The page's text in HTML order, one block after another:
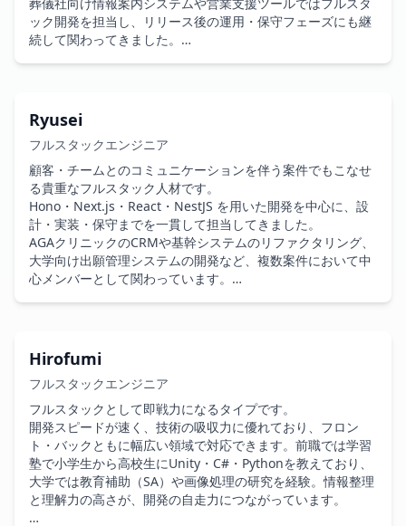
ルやスキルの定期的な整備を行います。AIがプロジェクトの
文脈を正しく理解する環境を整え、属人化を防止します。
ック開発を担当し、リリース後の運用・保守フェーズにも継
続して関わってきました。
を守る姿勢が評価されています。画面定義書を作成しながら
実装を行った案件もあり、設計と検証を並行して進められる
点が特徴です。
表面的なUIではなく、長期運用を前提とした安定稼働を意識
して開発できるため、改修・保守・追加開発フェーズでも力
を発揮します。慎重な性格により、エッジケースや抜け漏れ
にも早い段階で気づけるタイプです。
フロント領域に軸足を置きながら、バックエンド・API実装
Ryusei
フルスタックエンジニア
顧客・チームとのコミュニケーションを伴う案件でもこなせ
る貴重なフルスタック人材です。
Hono・Next.js・React・NestJS を用いた開発を中心に、設
計・実装・保守までを一貫して担当してきました。
AGAクリニックのCRMや基幹システムのリファクタリング、
大学向け出願管理システムの開発など、複数案件において中
心メンバーとして関わっています。
やすく整理できるため、コミュニケーションを伴う開発にも
適性があります。葬儀社向けシステムでは、PM兼フルスタ
ックとして参画し、ヒアリング〜実装〜保守まで対応しまし
た。
リモート環境でもスムーズにコミュニケーションを取り、仕
様のすり合わせ・UI改善・開発調整を進められるタイプで
す。案件の序盤から関わることで、チームに馴染みながら開
発を前進させる力があります。
Hirofumi
フルスタックエンジニア
フルスタックとして即戦力になるタイプです。
開発スピードが速く、技術の吸収力に優れており、フロン
ト・バックともに幅広い領域で対応できます。前職では学習
塾で小学生から高校生にUnity・C#・Pythonを教えており、
大学では教育補助（SA）や画像処理の研究を経験。情報整理
と理解力の高さが、開発の自走力につながっています。